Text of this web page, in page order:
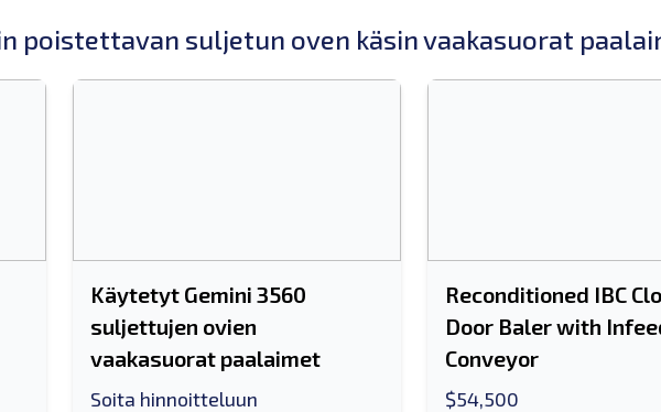
poistettavan suljetun oven käsin vaakasuorat
Käytetyt Gemini 3560
suljettujen ovien
vaakasuorat paalaimet
Soita hinnoitteluun
Reconditioned IBC
Door Baler with
Conveyor
$54,500